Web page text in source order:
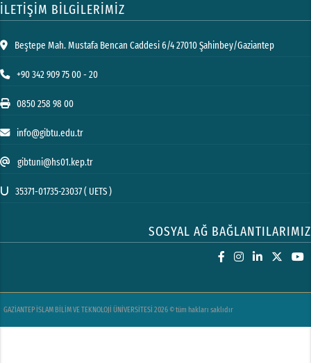
İLETİŞİM BİLGİLERİMİZ
Beştepe Mah. Mustafa Bencan Caddesi 6/4 27010 Şahinbey/Gaziantep
+90 342 909 75 00 - 20
0850 258 98 00
info@gibtu.edu.tr
gibtuni@hs01.kep.tr
35371-01735-23037 ( UETS )
SOSYAL AĞ BAĞLANTILARIMIZ
GAZİANTEP İSLAM BİLİM VE TEKNOLOJİ ÜNİVERSİTESİ 2026 © tüm hakları saklıdır